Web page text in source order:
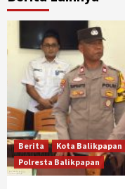
Berita
Kota Balikpapan
Polresta Balikpapan